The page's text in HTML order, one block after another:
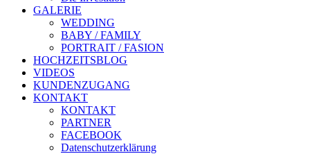
GALERIE
WEDDING
BABY / FAMILY
PORTRAIT / FASION
HOCHZEITSBLOG
VIDEOS
KUNDENZUGANG
KONTAKT
KONTAKT
PARTNER
FACEBOOK
Datenschutzerklärung